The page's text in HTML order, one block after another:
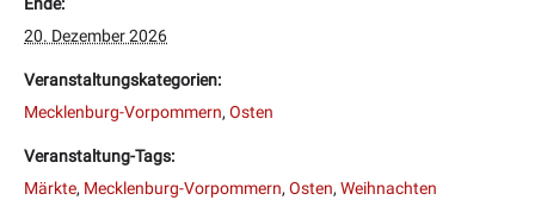
Ende:
20. Dezember 2026
Veranstaltungskategorien:
Mecklenburg-Vorpommern, Osten
Veranstaltung-Tags:
Märkte, Mecklenburg-Vorpommern, Osten, Weihnachten